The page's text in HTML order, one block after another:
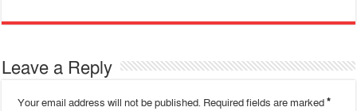
Leave a Reply
Your email address will not be published. Required fields are marked*